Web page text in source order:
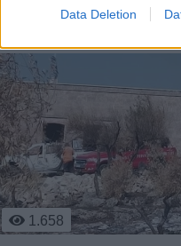
Data Deletion
Le ultime
1.658